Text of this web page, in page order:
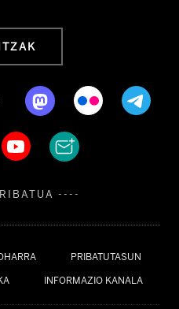
PRIBATUTASUN
INFORMAZIO KANALA
----